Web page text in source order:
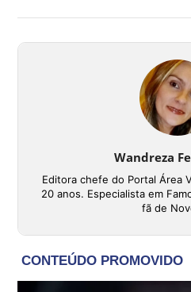
Wandreza
Editora chefe do Portal Área
20 anos. Especialista em
fã de